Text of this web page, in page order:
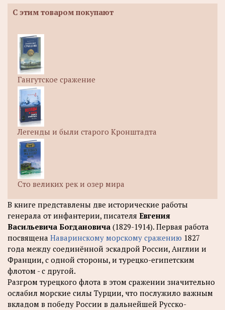
С этим товаром покупают
Гангутское сражение
Легенды и были старого Кронштадта
Сто великих рек и озер мира
В книге представлены две исторические работы
генерала от инфантерии, писателя Евгения
Васильевича Богдановича (1829-1914). Первая работа
посвящена Наваринскому морскому сражению 1827
года между соединённой эскадрой России, Англии и
Франции, с одной стороны, и турецко-египетским
флотом - с другой.
Разгром турецкого флота в этом сражении значительно
ослабил морские силы Турции, что послужило важным
вкладом в победу России в дальнейшей Русско-